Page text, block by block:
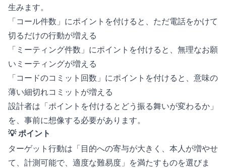
生みます。
「コール件数」にポイントを付けると、ただ電話をかけて
切るだけの行動が増える
「ミーティング件数」にポイントを付けると、無理なお願
いミーティングが増える
「コードのコミット回数」にポイントを付けると、意味の
薄い細切れコミットが増える
設計者は「ポイントを付けるとどう振る舞いが変わるか」
を、事前に想像する必要があります。
💡 ポイント
ターゲット行動は「目的への寄与が大きく、本人が増やせ
て、計測可能で、適度な難易度」を満たすものを選びま